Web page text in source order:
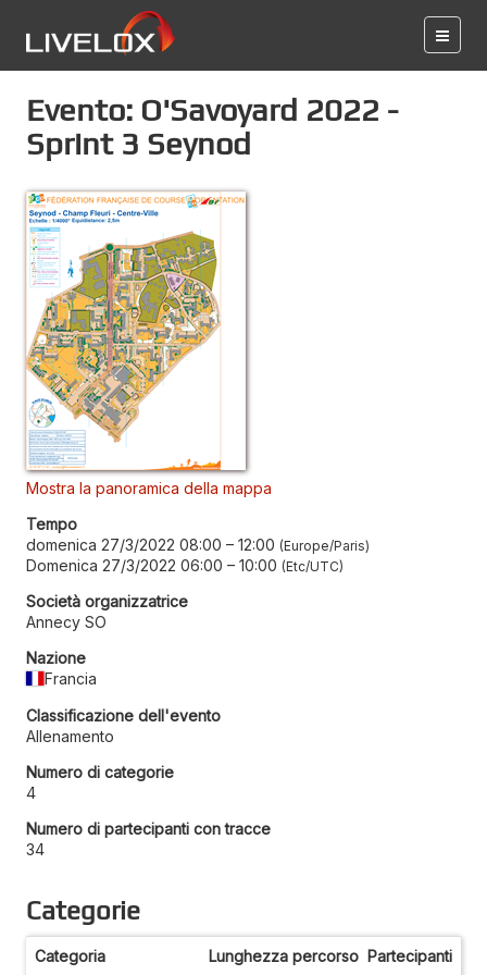
Evento: O'Savoyard 2022 -
Sprint 3 Seynod
Mostra la panoramica della mappa
Tempo
domenica 27/3/2022 08:00 – 12:00 Europe/Paris
Domenica 27/3/2022 06:00 – 10:00 Etc/UTC
Società organizzatrice
Annecy SO
Nazione
Francia
Classificazione dell'evento
Allenamento
Numero di categorie
4
Numero di partecipanti con tracce
34
Categorie
Categoria Lunghezza percorso Partecipanti